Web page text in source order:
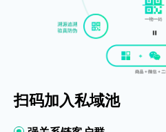
扫码加入私域池